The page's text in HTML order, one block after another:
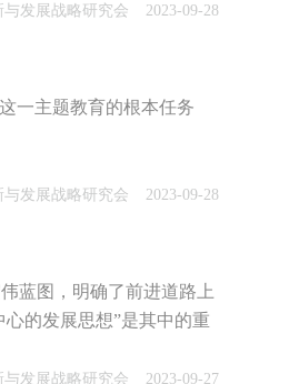
发展战略研究会 2023-09-28
一主题教育的根本任务
发展战略研究会 2023-09-28
蓝图，明确了前进道路上
的发展思想”是其中的重
发展战略研究会 2023-09-27